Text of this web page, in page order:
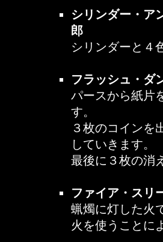
シリンダー・
郎
シリンダーと４
フラッシュ・
パースから紙片
す。
３枚のコインを
していきます。
最後に３枚の消
ファイア・ス
蝋燭に灯した火
火を使うことに